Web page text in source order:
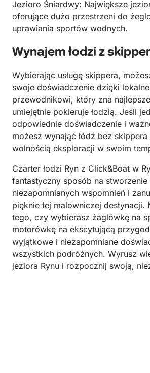
Jezioro Śniardwy: Największe
oferujące dużo przestrzeni do
uprawiania sportów wodnych.
Wynajem łodzi z
Wybierając usługę skippera,
swoje doświadczenie dzięki
przewodnikowi, który zna
umiejętnie pokieruje łodzią. Jeśli
odpowiednie doświadczenie i
możesz wynająć łódź bez
wolnością eksploracji w swoim
Czarter łodzi Ryn z Click&Boat w
fantastyczny sposób na stworzenie
niezapomnianych wspomnień i
pięknie tej malowniczej destynacji.
tego, czy wybierasz żaglówkę na
motorówkę na ekscytującą
wyjątkowe i niezapomniane
wszystkich podróżnych. Wyrusz
jeziora Rynu i rozpocznij swoją,